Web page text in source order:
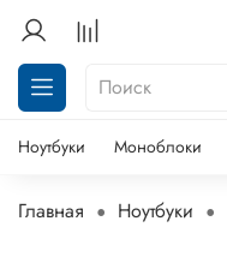
Ноутбуки Моноблоки
Главная Ноутбуки